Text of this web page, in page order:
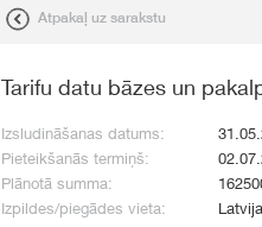
Atpakaļ uz sarakstu
Tarifu datu bāzes un
Izsludināšanas datums:
Pieteikšanās termiņš:
Plānotā summa:
Izpildes/piegādes vieta: